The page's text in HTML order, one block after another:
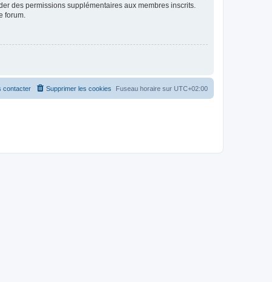
des permissions supplémentaires aux membres inscrits.
forum.
Fuseau horaire sur UTC+02:00
Supprimer les cookies
contacter